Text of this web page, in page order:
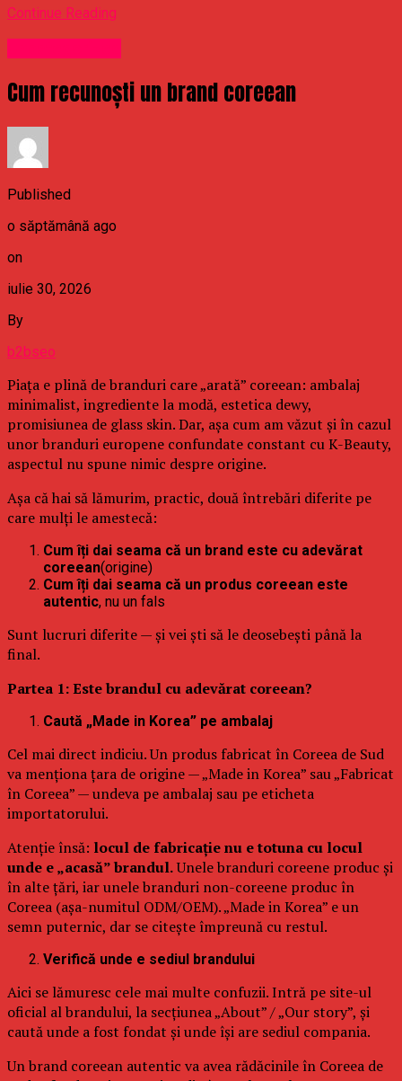
Continue Reading
Cum recunoști un brand coreean
Published
o săptămână ago
on
iulie 30, 2026
By
b2bseo
Piața e plină de branduri care „arată” coreean: ambalaj
minimalist, ingrediente la modă, estetica dewy,
promisiunea de glass skin. Dar, așa cum am văzut și în cazul
unor branduri europene confundate constant cu K-Beauty,
aspectul nu spune nimic despre origine.
Așa că hai să lămurim, practic, două întrebări diferite pe
care mulți le amestecă:
Cum îți dai seama că un brand este cu adevărat
coreean(origine)
Cum îți dai seama că un produs coreean este
autentic, nu un fals
Sunt lucruri diferite — și vei ști să le deosebești până la
final.
Partea 1: Este brandul cu adevărat coreean?
Caută „Made in Korea” pe ambalaj
Cel mai direct indiciu. Un produs fabricat în Coreea de Sud
va menționa țara de origine — „Made in Korea” sau „Fabricat
în Coreea” — undeva pe ambalaj sau pe eticheta
importatorului.
Atenție însă: locul de fabricație nu e totuna cu locul
unde e „acasă” brandul.Unele branduri coreene produc și
în alte țări, iar unele branduri non-coreene produc în
Coreea (așa-numitul ODM/OEM). „Made in Korea” e un
semn puternic, dar se citește împreună cu restul.
Verifică unde e sediul brandului
Aici se lămuresc cele mai multe confuzii. Intră pe site-ul
oficial al brandului, la secțiunea „About” / „Our story”, și
caută unde a fost fondat și unde își are sediul compania.
Un brand coreean autentic va avea rădăcinile în Coreea de